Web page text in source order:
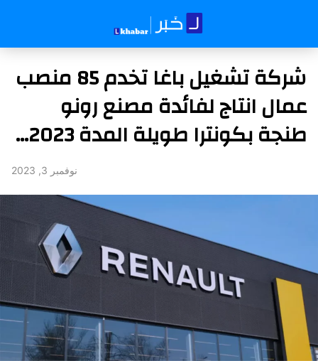
شركة تشغيل باغا تخدم 85 منصب
عمال انتاج لفائدة مصنع رونو
طنجة بكونترا طويلة المدة 2023…
نوفمبر 3, 2023